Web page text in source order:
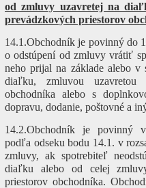
od zmluvy uzavretej na
prevádzkových priestorov
14.1.Obchodník je povinný do
o odstúpení od zmluvy vrátiť
neho prijal na základe alebo v
diaľku, zmluvou uzavretou
obchodníka alebo s
dopravu, dodanie, poštovné a
14.2.Obchodník je povinný
podľa odseku bodu 14.1. v
zmluvy, ak spotrebiteľ
diaľku alebo od celej
priestorov obchodníka.